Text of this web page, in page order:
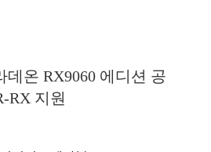
데온 RX9060 에디션 공
RX 지원